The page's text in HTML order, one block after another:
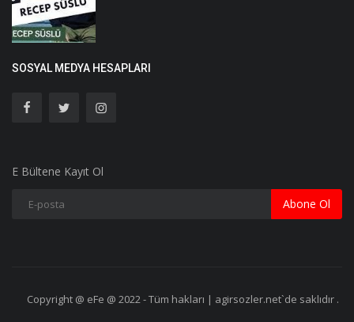
SOSYAL MEDYA HESAPLARI
E Bültene Kayıt Ol
Abone Ol
Copyright @ eFe @ 2022 - Tüm hakları | agirsozler.net`de saklıdır .